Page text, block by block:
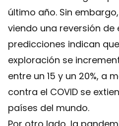
último año. Sin
viendo una reversión
predicciones indican
exploración se
entre un 15 y un 20%, a
contra el COVID se
países del mundo.